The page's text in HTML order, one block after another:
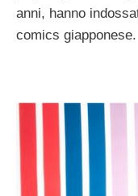
anni, hanno
comics giapponese.